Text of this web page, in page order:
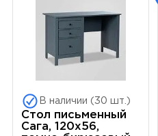
В наличии (30 шт.)
Стол письменный
Сага, 120х56,